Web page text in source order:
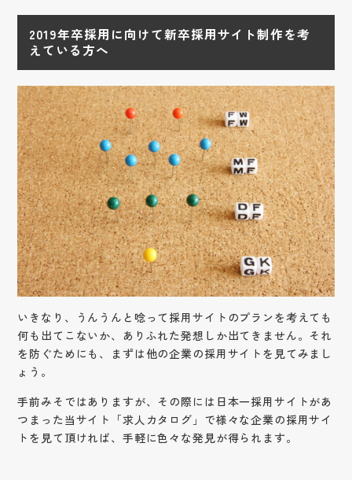
2019年卒採用に向けて新卒採用サイト制作を考
えている方へ
いきなり、うんうんと唸って採用サイトのプランを考えても
何も出てこないか、ありふれた発想しか出てきません。それ
を防ぐためにも、まずは他の企業の採用サイトを見てみまし
ょう。
手前みそではありますが、その際には日本一採用サイトがあ
つまった当サイト「求人カタログ」で様々な企業の採用サイ
トを見て頂ければ、手軽に色々な発見が得られます。